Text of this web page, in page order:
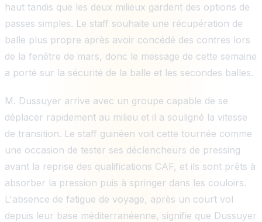
haut tandis que les deux milieux gardent des options de
passes simples. Le staff souhaite une récupération de
balle plus propre après avoir concédé des contres lors
de la fenêtre de mars, donc le message de cette semaine
a porté sur la sécurité de la balle et les secondes balles.
M. Dussuyer arrive avec un groupe capable de se
déplacer rapidement au milieu et il a souligné la vitesse
de transition. Le staff guinéen voit cette tournée comme
une occasion de tester ses déclencheurs de pressing
avant la reprise des qualifications CAF, et ils sont prêts à
absorber la pression puis à springer dans les couloirs.
L'absence de fatigue de voyage, après un court vol
depuis leur base méditerranéenne, signifie que Dussuyer